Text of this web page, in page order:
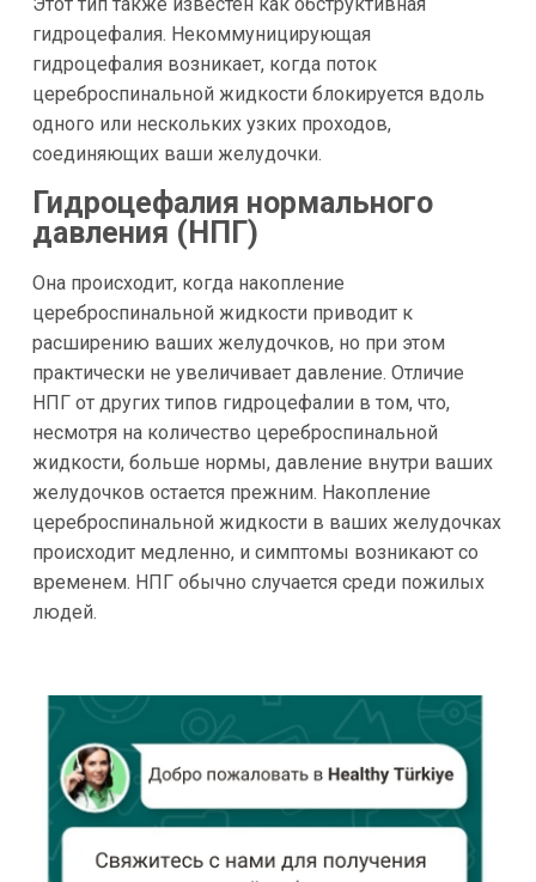
гидроцефалия. Некоммуницирующая
гидроцефалия возникает, когда поток
цереброспинальной жидкости блокируется вдоль
одного или нескольких узких проходов,
соединяющих ваши желудочки.
Гидроцефалия нормального
давления (НПГ)
Она происходит, когда накопление
цереброспинальной жидкости приводит к
расширению ваших желудочков, но при этом
практически не увеличивает давление. Отличие
НПГ от других типов гидроцефалии в том, что,
несмотря на количество цереброспинальной
жидкости, больше нормы, давление внутри ваших
желудочков остается прежним. Накопление
цереброспинальной жидкости в ваших желудочках
происходит медленно, и симптомы возникают со
временем. НПГ обычно случается среди пожилых
людей.